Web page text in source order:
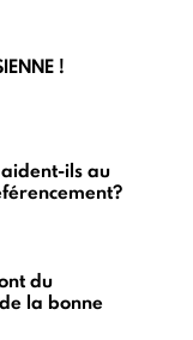
!
ils au
du
la bonne